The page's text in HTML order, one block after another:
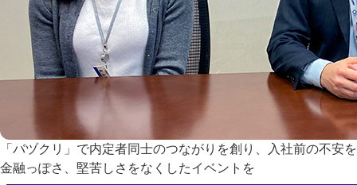
「バヅクリ」で内定者同士のつながりを創り、入社前の不安
金融っぽさ、堅苦しさをなくしたイベントを